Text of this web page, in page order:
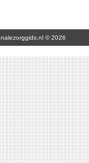
© 2026